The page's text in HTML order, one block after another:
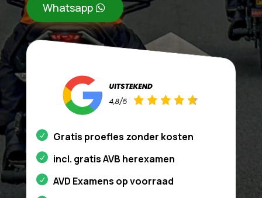
Whatsapp
Gratis proefles zonder kosten
incl. gratis AVB herexamen
AVD Examens op voorraad